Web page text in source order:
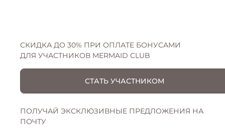
СКИДКА ДО 30% ПРИ ОПЛАТЕ БОНУСАМИ
ДЛЯ УЧАСТНИКОВ MERMAID CLUB
СТАТЬ УЧАСТНИКОМ
ПОЛУЧАЙ ЭКСКЛЮЗИВНЫЕ ПРЕДЛОЖЕНИЯ НА
ПОЧТУ